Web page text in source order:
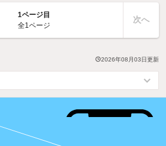
1ページ目
全1ページ
次へ
2026年08月03日更新